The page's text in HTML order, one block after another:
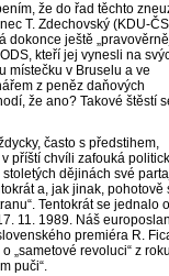
že do řad těchto
T. Zdechovský (KDU-
dokonce ještě
kteří jej vynesli na
místečku v Bruselu a ve
z peněz daňových
že ano? Takové štěstí
často s předstihem,
příští chvíli zafouká
dějinách své
a, jak jinak, pohotově
Tentokrát se jednalo
11. 1989. Náš
premiéra R.
„sametové revoluci“ z roku
puči“.